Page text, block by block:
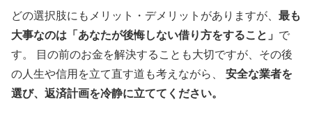
どの選択肢にもメリット・デメリットがありますが、 最も
大事なのは「あなたが後悔しない借り方をすること」 で
す。 目の前のお金を解決することも大切ですが、その後
の人生や信用を立て直す道も考えながら、 安全な業者を
選び、返済計画を冷静に立ててください。